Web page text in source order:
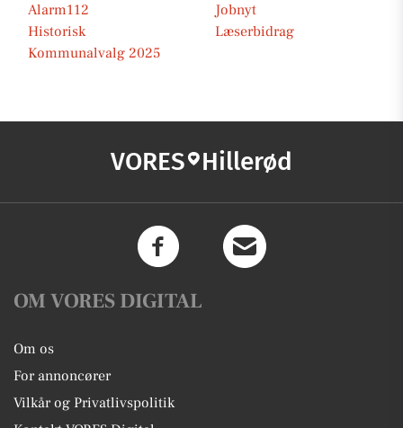
Alarm112
Jobnyt
Historisk
Læserbidrag
Kommunalvalg 2025
VORES Hillerød
OM VORES DIGITAL
Om os
For annoncører
Vilkår og Privatlivspolitik